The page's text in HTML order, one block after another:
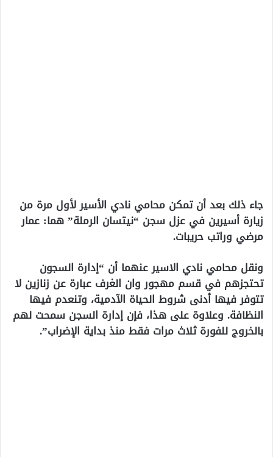
جاء ذلك بعد أن تمكن محامي نادي الأسير لأول مرة من
زيارة أسيرين في عزل سجن “نيتسان الرملة” هما: عمار
مرضي وراتب حريبات.
ونقل محامي نادي الاسير عنهما أن “إدارة السجون
تحتجزهم في قسم مهجور وان الغرف عبارة عن زنازين لا
تتوفر فيها أدنى شروط الحياة الآدمية، وتنعدم فيها
النظافة. وعلاوة على هذا، فإن إدارة السجن سمحت لهم
بالخروج للفورة ثلاث مرات فقط منذ بداية الإضراب”.